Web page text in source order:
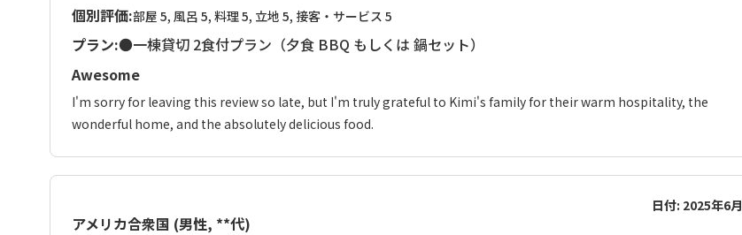
個別評価:部屋 5, 風呂 5, 料理 5, 立地 5, 接客・サービス 5
プラン:●一棟貸切 2食付プラン（夕食 BBQ もしくは 鍋セット）
Awesome
I'm sorry for leaving this review so late, but I'm truly grateful to Kimi's family for their warm hospitality, the
wonderful home, and the absolutely delicious food.
日付: 2025年6月
アメリカ合衆国 (男性, **代)